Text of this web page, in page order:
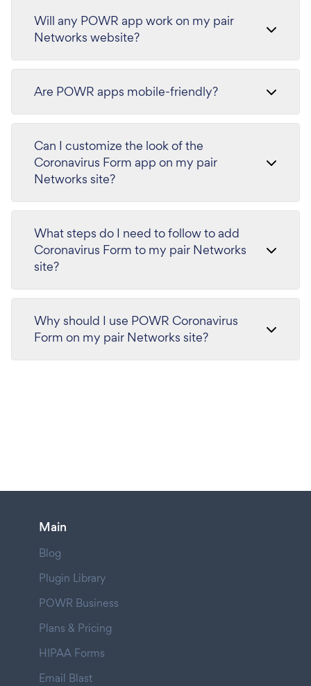
Will any POWR app work on my pair
Networks website?
Are POWR apps mobile-friendly?
Can I customize the look of the
Coronavirus Form app on my pair
Networks site?
What steps do I need to follow to add
Coronavirus Form to my pair Networks
site?
Why should I use POWR Coronavirus
Form on my pair Networks site?
Main
Blog
Plugin Library
POWR Business
Plans & Pricing
HIPAA Forms
Email Blast